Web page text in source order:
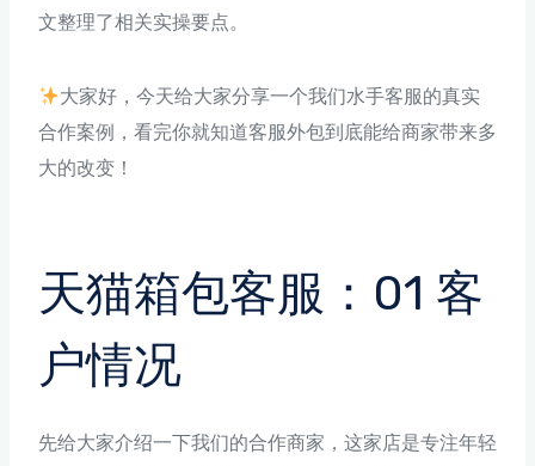
文整理了相关实操要点。
大家好，今天给大家分享一个我们水手客服的真实
合作案例，看完你就知道客服外包到底能给商家带来多
大的改变！
天猫箱包客服：01 客
户情况
先给大家介绍一下我们的合作商家，这家店是专注年轻